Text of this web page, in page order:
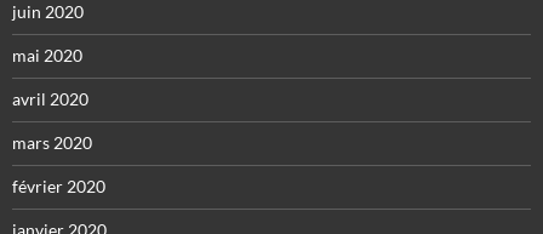
juin 2020
mai 2020
avril 2020
mars 2020
février 2020